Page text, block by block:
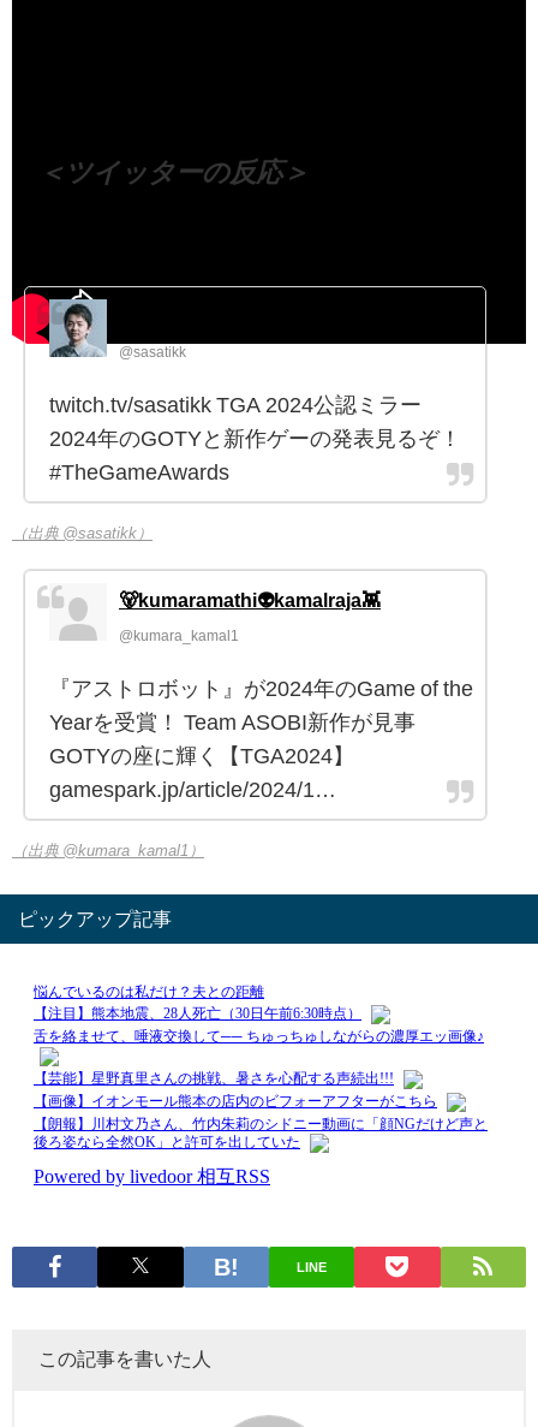
＜ツイッターの反応＞
@sasatikk
twitch.tv/sasatikk TGA 2024公認ミラー
2024年のGOTYと新作ゲーの発表見るぞ！
#TheGameAwards
（出典 @sasatikk）
🐻kumaramathi👽kamalraja👾
@kumara_kamal1
『アストロボット』が2024年のGame of the
Yearを受賞！ Team ASOBI新作が見事
GOTYの座に輝く【TGA2024】
gamespark.jp/article/2024/1…
（出典 @kumara_kamal1）
ピックアップ記事
LINE
この記事を書いた人